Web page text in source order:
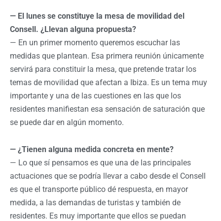
— El lunes se constituye la mesa de movilidad del
Consell. ¿Llevan alguna propuesta?
— En un primer momento queremos escuchar las
medidas que plantean. Esa primera reunión únicamente
servirá para constituir la mesa, que pretende tratar los
temas de movilidad que afectan a Ibiza. Es un tema muy
importante y una de las cuestiones en las que los
residentes manifiestan esa sensación de saturación que
se puede dar en algún momento.
— ¿Tienen alguna medida concreta en mente?
— Lo que sí pensamos es que una de las principales
actuaciones que se podría llevar a cabo desde el Consell
es que el transporte público dé respuesta, en mayor
medida, a las demandas de turistas y también de
residentes. Es muy importante que ellos se puedan